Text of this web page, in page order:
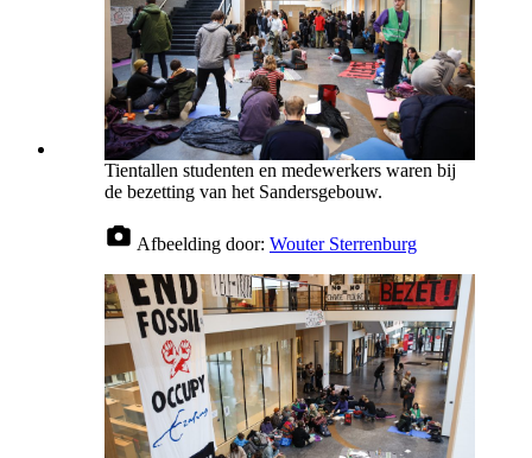
Tientallen studenten en medewerkers waren bij
de bezetting van het Sandersgebouw.
Afbeelding door: Wouter Sterrenburg